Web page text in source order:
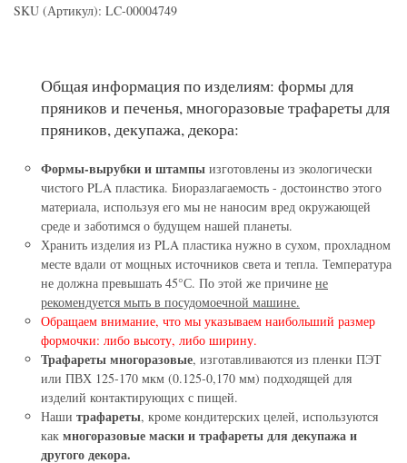
SKU (Артикул): LC-00004749
Общая информация по изделиям: формы для
пряников и печенья, многоразовые трафареты для
пряников, декупажа, декора:
Формы-вырубки и штампы изготовлены из экологически
чистого PLA пластика. Биоразлагаемость - достоинство этого
материала, используя его мы не наносим вред окружающей
среде и заботимся о будущем нашей планеты.
Хранить изделия из PLA пластика нужно в сухом, прохладном
месте вдали от мощных источников света и тепла. Температура
не должна превышать 45°С. По этой же причине не
рекомендуется мыть в посудомоечной машине.
Обращаем внимание, что мы указываем наибольший размер
формочки: либо высоту, либо ширину.
Трафареты многоразовые, изготавливаются из пленки ПЭТ
или ПВХ 125-170 мкм (0.125-0,170 мм) подходящей для
изделий контактирующих с пищей.
Наши трафареты, кроме кондитерских целей, используются
как многоразовые маски и трафареты для декупажа и
другого декора.